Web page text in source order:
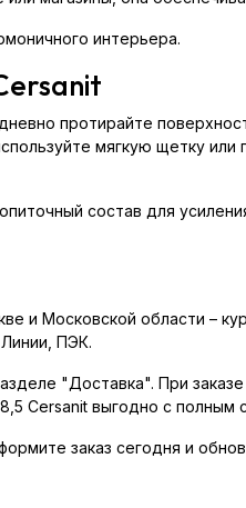
интерьера.
протирайте
мягкую щетку или
состав для
и Московской области –
ПЭК.
"Доставка". При
Cersanit выгодно с полным
заказ сегодня и